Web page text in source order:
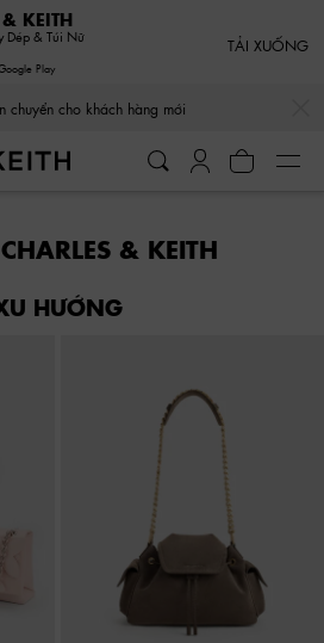
chuyển cho khách hàng mới
& KEITH
HƯỚNG
& KEITH
Dép & Túi Nữ
Play
TẢI XUỐNG